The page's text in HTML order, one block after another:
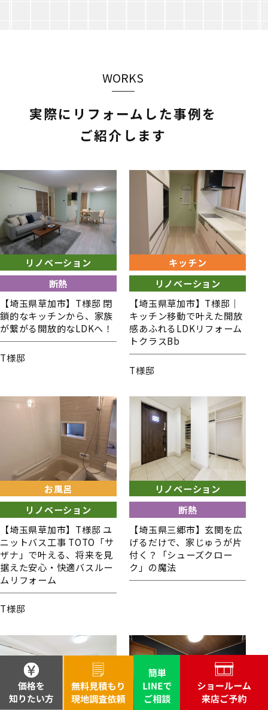
WORKS
実際にリフォームした事例を
ご紹介します
リノベーション
断熱
【埼玉県草加市】T様邸 閉
鎖的なキッチンから、家族
が繋がる開放的なLDKへ！
T様邸
キッチン
リノベーション
【埼玉県草加市】T様邸｜
キッチン移動で叶えた開放
感あふれるLDKリフォーム
トクラスBb
T様邸
お風呂
リノベーション
【埼玉県草加市】T様邸 ユ
ニットバス工事 TOTO「サ
ザナ」で叶える、将来を見
据えた安心・快適バスルー
ムリフォーム
T様邸
リノベーション
断熱
【埼玉県三郷市】玄関を広
げるだけで、家じゅうが片
付く？「シューズクロー
ク」の魔法